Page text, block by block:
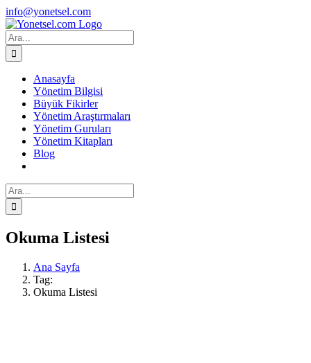
Skip
to
content
Facebook
X
Instagram
info@yonetsel.com
Ara:
Anasayfa
Yönetim Bilgisi
Büyük Fikirler
Yönetim Araştırmaları
Yönetim Guruları
Yönetim Kitapları
Blog
Ara:
Okuma Listesi
Ana Sayfa
Tag:
Okuma Listesi